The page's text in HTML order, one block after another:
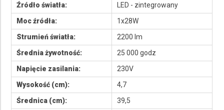
Źródło światła:
LED - zintegrowany
Moc źródła:
1x28W
Strumień światła:
2200 lm
Średnia żywotność:
25 000 godz
Napięcie zasilania:
230V
Wysokość (cm):
4,7
Średnica (cm):
39,5